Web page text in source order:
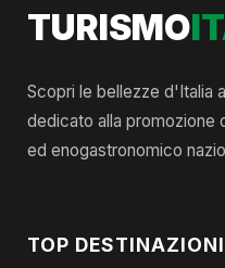
TURISMO
Scopri le bellezze d'Italia
dedicato alla promozione
ed enogastronomico
TOP DESTINAZIONI